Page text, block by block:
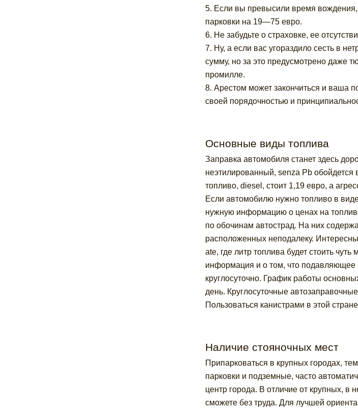
5. Если вы превысили время
парковки на 19—75 евро.
6. Не забудьте о страховке, ее
7. Ну, а если вас угораздило сесть в
сумму, но за это предусмотрено даже
промилле.
8. Арестом может закончиться и ваша
своей порядочностью и
Основные виды топлива
Заправка автомобиля станет здесь
неэтилированный, senza Pb
топливо, diesel, стоит 1,19 евро, а
Если автомобилю нужно топливо в
нужную информацию о ценах на
по обочинам автострад. На них
расположенных неподалеку.
ate, где литр топлива будет стоить
информация и о том, что подавляющее
круглосуточно. График работы
день. Круглосуточные
Пользоваться канистрами в этой
Наличие стояночных мест
Припарковаться в крупных городах,
парковки и подземные, часто
центр города. В отличие от крупных, в
сможете без труда. Для лучшей